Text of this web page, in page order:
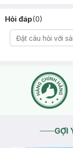
Hỏi đáp(0)
GỢI